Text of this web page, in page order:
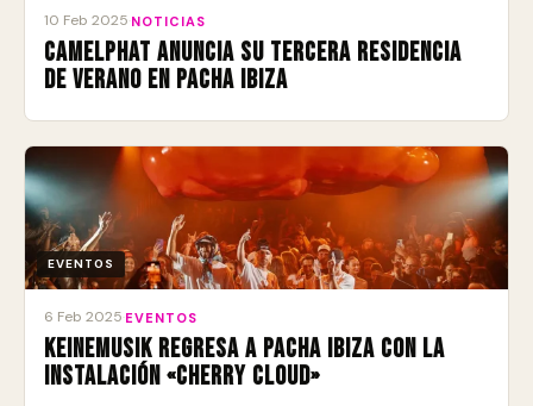
10 Feb 2025 NOTICIAS
CamelPhat anuncia su tercera residencia
de verano en Pacha Ibiza
EVENTOS
6 Feb 2025 EVENTOS
Keinemusik regresa a Pacha Ibiza con la
instalación «Cherry Cloud»